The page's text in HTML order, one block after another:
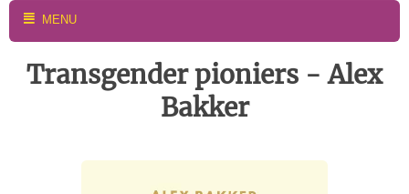
MENU
Transgender pioniers - Alex
Bakker